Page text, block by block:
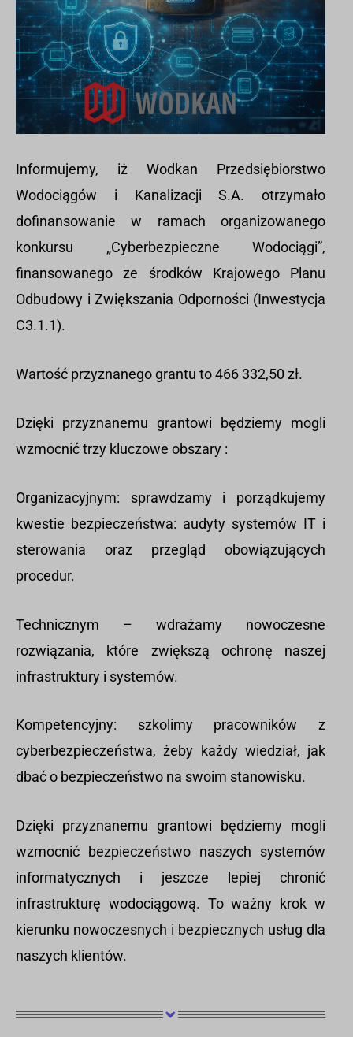
Informujemy, iż Wodkan Przedsiębiorstwo
Wodociągów i Kanalizacji S.A. otrzymało
dofinansowanie w ramach organizowanego
konkursu „Cyberbezpieczne Wodociągi”,
finansowanego ze środków Krajowego Planu
Odbudowy i Zwiększania Odporności (Inwestycja
C3.1.1).
Wartość przyznanego grantu to 466 332,50 zł.
Dzięki przyznanemu grantowi będziemy mogli
wzmocnić trzy kluczowe obszary :
Organizacyjnym: sprawdzamy i porządkujemy
kwestie bezpieczeństwa: audyty systemów IT i
sterowania oraz przegląd obowiązujących
procedur.
Technicznym – wdrażamy nowoczesne
rozwiązania, które zwiększą ochronę naszej
infrastruktury i systemów.
Kompetencyjny: szkolimy pracowników z
cyberbezpieczeństwa, żeby każdy wiedział, jak
dbać o bezpieczeństwo na swoim stanowisku.
Dzięki przyznanemu grantowi będziemy mogli
wzmocnić bezpieczeństwo naszych systemów
informatycznych i jeszcze lepiej chronić
infrastrukturę wodociągową. To ważny krok w
kierunku nowoczesnych i bezpiecznych usług dla
naszych klientów.